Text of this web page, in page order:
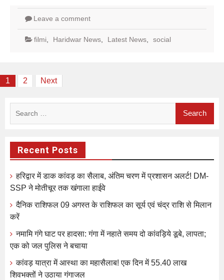
Leave a comment
filmi Haridwar News Latest News social
Posts
1 2 Next
Recent Posts
हरिद्वार में डाक कांवड़ का सैलाब, अंतिम चरण में प्रशासन अलर्ट! DM-
SSP ने मोतीचूर तक खंगाला हाईवे
दैनिक राशिफल 09 अगस्त के राशिफल का सूर्य एवं चंद्र राशि से मिलान
करें
नमामि गंगे घाट पर हादसा: गंगा में नहाते समय दो कांवड़िये डूबे, लापता;
एक को जल पुलिस ने बचाया
कांवड़ यात्रा में आस्था का महासैलाब! एक दिन में 55.40 लाख
शिवभक्तों ने उठाया गंगाजल